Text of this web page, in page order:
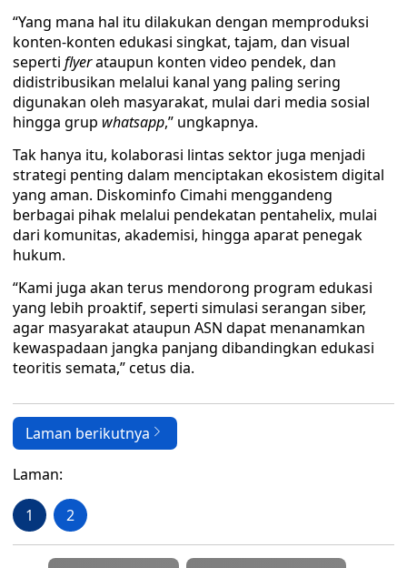
“Yang mana hal itu dilakukan dengan memproduksi
konten-konten edukasi singkat, tajam, dan visual
seperti flyerataupun konten video pendek, dan
didistribusikan melalui kanal yang paling sering
digunakan oleh masyarakat, mulai dari media sosial
hingga grup whatsapp,” ungkapnya.
Tak hanya itu, kolaborasi lintas sektor juga menjadi
strategi penting dalam menciptakan ekosistem digital
yang aman. Diskominfo Cimahi menggandeng
berbagai pihak melalui pendekatan pentahelix, mulai
dari komunitas, akademisi, hingga aparat penegak
hukum.
“Kami juga akan terus mendorong program edukasi
yang lebih proaktif, seperti simulasi serangan siber,
agar masyarakat ataupun ASN dapat menanamkan
kewaspadaan jangka panjang dibandingkan edukasi
teoritis semata,” cetus dia.
Laman berikutnya
Laman:
1 2